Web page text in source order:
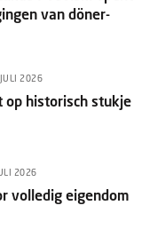
van döner-
2026
op historisch stukje
2026
volledig eigendom